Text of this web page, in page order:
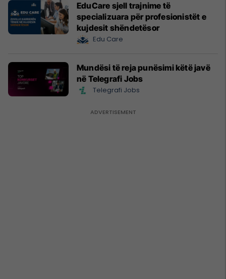
EduCare sjell trajnime të
specializuara për profesionistët e
kujdesit shëndetësor
Edu Care
Mundësi të reja punësimi këtë javë
në Telegrafi Jobs
Telegrafi Jobs